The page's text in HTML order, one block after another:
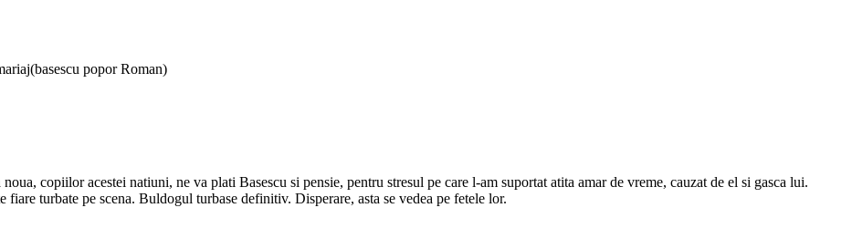
popor Roman)
copiilor acestei natiuni, ne va plati Basescu si pensie, pentru stresul pe care l-am suportat atita amar de vreme, cauzat de el si gasca lui.
turbate pe scena. Buldogul turbase definitiv. Disperare, asta se vedea pe fetele lor.